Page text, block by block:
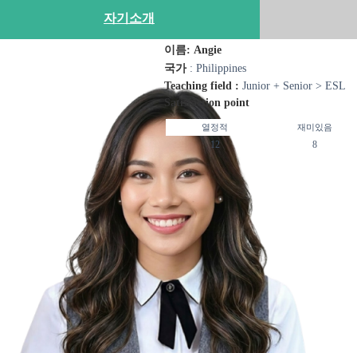
자기소개
이름: Angie
국가 : Philippines
Teaching field : Junior + Senior > ESL
Satisfaction point
열정적 재미있음
12 8